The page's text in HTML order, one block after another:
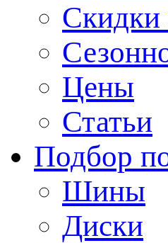
Скидки
Цены
Статьи
Подбор
Шины
Диски